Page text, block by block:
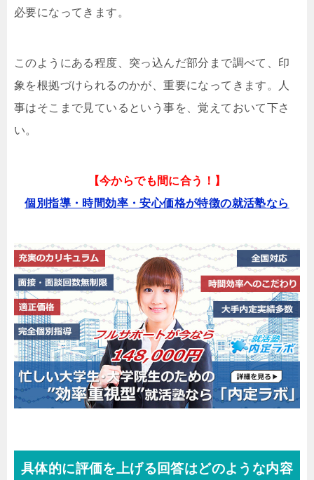
必要になってきます。
このようにある程度、突っ込んだ部分まで調べて、印
象を根拠づけられるのかが、重要になってきます。人
事はそこまで見ているという事を、覚えておいて下さ
い。
【今からでも間に合う！】
個別指導・時間効率・安心価格が特徴の就活塾なら
具体的に評価を上げる回答はどのような内容